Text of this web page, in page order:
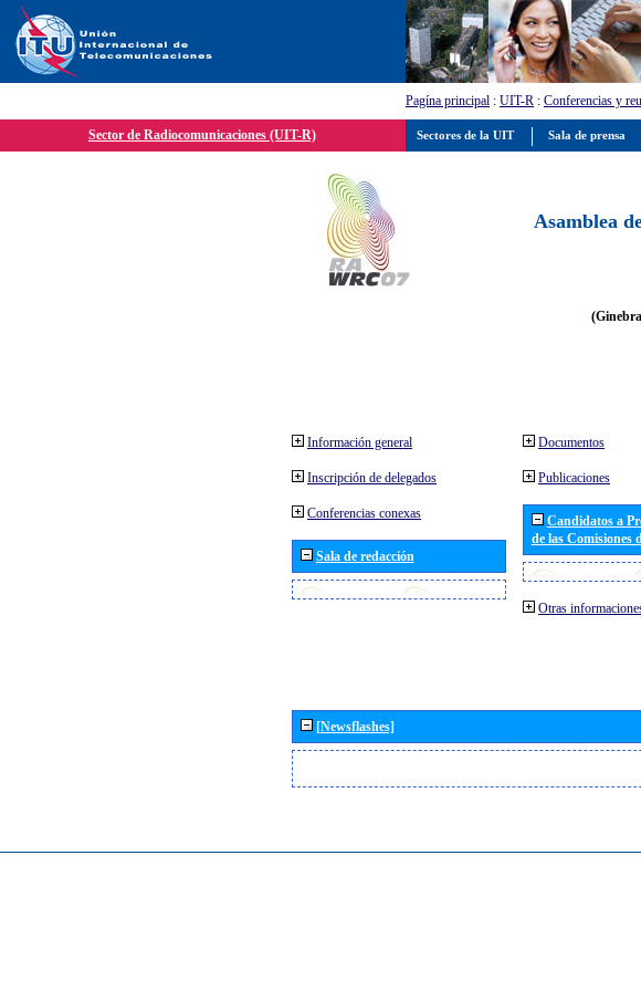
Pagína principal : UIT-R : Conferencias y
Sector de Radiocomunicaciones (UIT-R)
Asamblea
Información general
Inscripción de delegados
Conferencias conexas
Sala de redacción
Documentos
Publicaciones
Candidatos a
de las Comisiones
Otras
[Newsflashes]
Sectores de la UIT Sala de prensa